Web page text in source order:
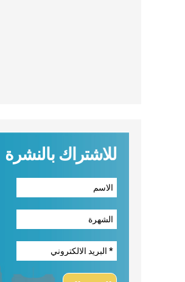
للاشتراك بالنشرة